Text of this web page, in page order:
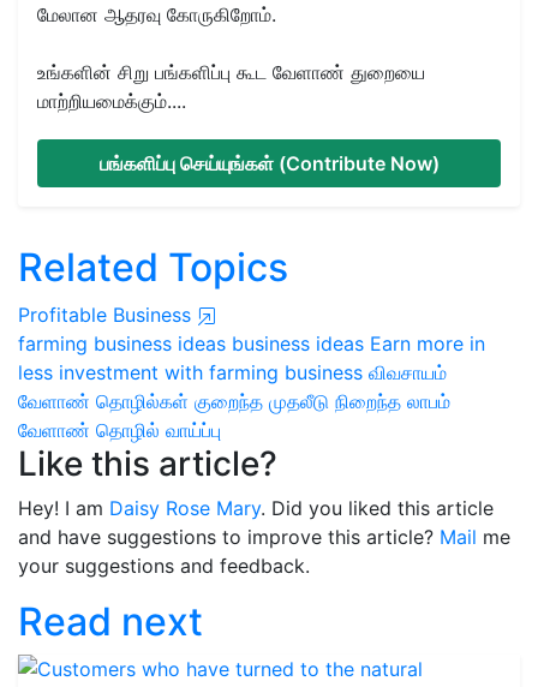
மேலான ஆதரவு கோருகிறோம்.
உங்களின் சிறு பங்களிப்பு கூட வேளாண் துறையை
மாற்றியமைக்கும்....
பங்களிப்பு செய்யுங்கள் (Contribute Now)
Related Topics
Profitable Business
farming business ideas business ideas Earn more in
less investment with farming business விவசாயம்
வேளாண் தொழில்கள் குறைந்த முதலீடு நிறைந்த லாபம்
வேளாண் தொழில் வாய்ப்பு
Like this article?
Hey! I am Daisy Rose Mary. Did you liked this article
and have suggestions to improve this article? Mail me
your suggestions and feedback.
Read next